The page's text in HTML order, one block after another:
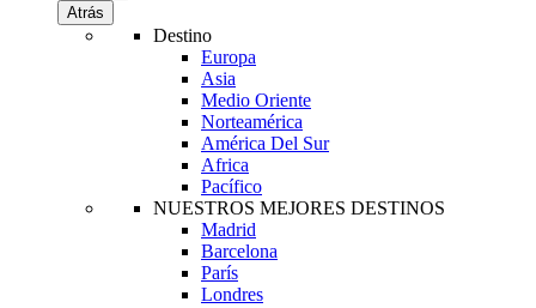
Atrás
Destino
Europa
Asia
Medio Oriente
Norteamérica
América Del Sur
Africa
Pacífico
NUESTROS MEJORES DESTINOS
Madrid
Barcelona
París
Londres